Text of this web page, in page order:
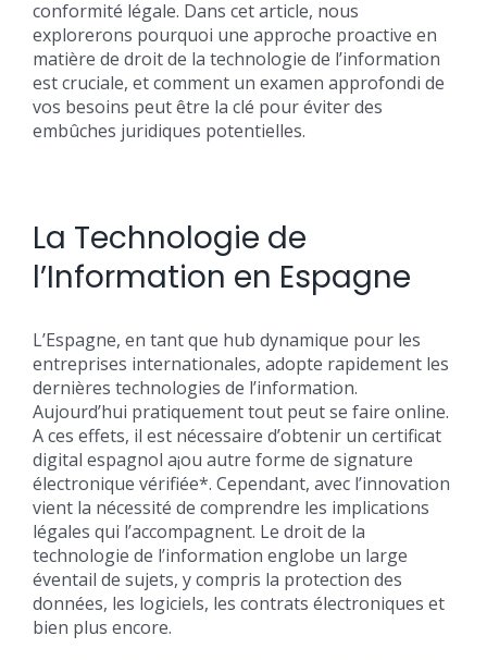
conformité légale. Dans cet article, nous
explorerons pourquoi une approche proactive en
matière de droit de la technologie de l’information
est cruciale, et comment un examen approfondi de
vos besoins peut être la clé pour éviter des
embûches juridiques potentielles.
La Technologie de
l’Information en Espagne
L’Espagne, en tant que hub dynamique pour les
entreprises internationales, adopte rapidement les
dernières technologies de l’information.
Aujourd’hui pratiquement tout peut se faire online.
A ces effets, il est nécessaire d’obtenir un certificat
digital espagnol a¡ou autre forme de signature
électronique vérifiée*. Cependant, avec l’innovation
vient la nécessité de comprendre les implications
légales qui l’accompagnent. Le droit de la
technologie de l’information englobe un large
éventail de sujets, y compris la protection des
données, les logiciels, les contrats électroniques et
bien plus encore.